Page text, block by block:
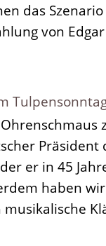
das
von
er in 45
haben